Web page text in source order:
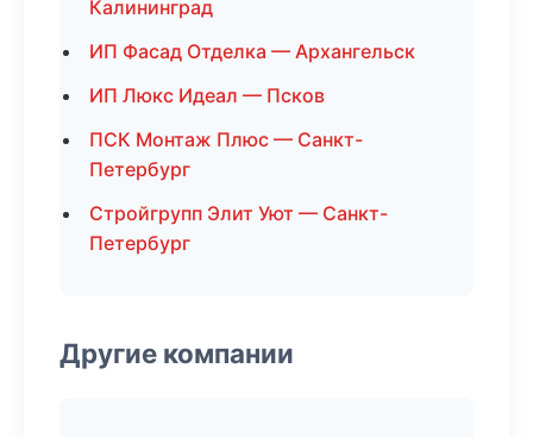
Калининград
ИП Фасад Отделка — Архангельск
ИП Люкс Идеал — Псков
ПСК Монтаж Плюс — Санкт-
Петербург
Стройгрупп Элит Уют — Санкт-
Петербург
Другие компании